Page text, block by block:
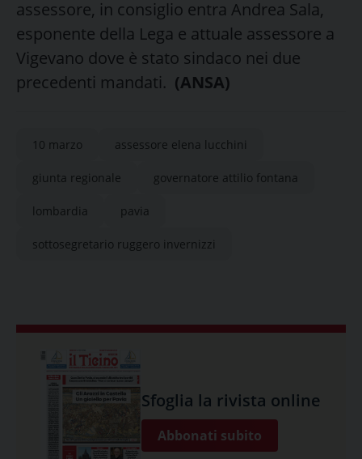
assessore, in consiglio entra Andrea Sala,
esponente della Lega e attuale assessore a
Vigevano dove è stato sindaco nei due
precedenti mandati. (ANSA)
10 marzo assessore elena lucchini
giunta regionale governatore attilio fontana
lombardia pavia
sottosegretario ruggero invernizzi
Sfoglia la rivista online
Abbonati subito